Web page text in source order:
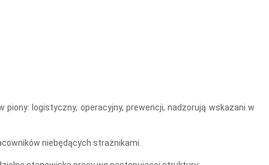
logistyczny, operacyjny, prewencji, nadzorują wskazani w
niebędących strażnikami.